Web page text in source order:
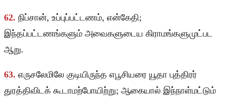
62. நிப்சான், உப்புப்பட்டணம், என்கேதி;
இந்தப்பட்டணங்களும் அவைகளுடைய கிராமங்களுமுட்பட
ஆறு.
63. எருசலேமிலே குடியிருந்த எபூசியரை யூதா புத்திரர்
துரத்திவிடக் கூடாமற்போயிற்று; ஆகையால் இந்நாள்மட்டும்